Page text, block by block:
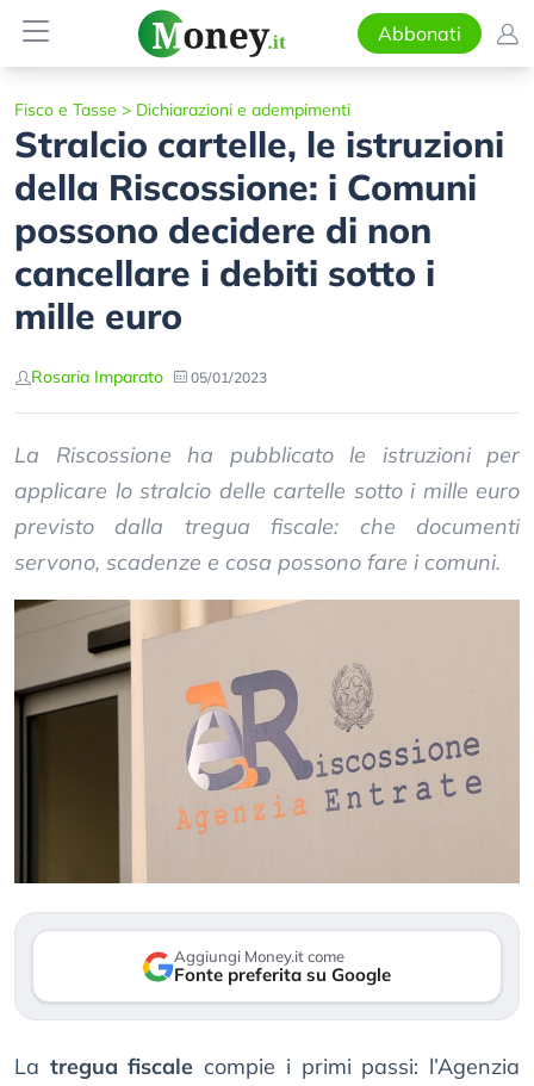
Abbonati
Fisco e Tasse > Dichiarazioni e adempimenti
Stralcio cartelle, le istruzioni
della Riscossione: i Comuni
possono decidere di non
cancellare i debiti sotto i
mille euro
Rosaria Imparato 05/01/2023
La Riscossione ha pubblicato le istruzioni per
applicare lo stralcio delle cartelle sotto i mille euro
previsto dalla tregua fiscale: che documenti
servono, scadenze e cosa possono fare i comuni.
Aggiungi Money.it come
Fonte preferita su Google
La tregua fiscale compie i primi passi: l’Agenzia